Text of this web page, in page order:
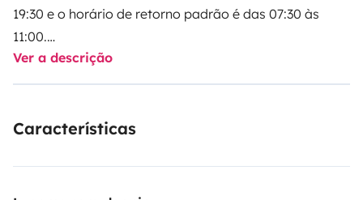
19:30 e o horário de retorno padrão é das 07:30 às
11:00.
Selecione os seus horários de partida e retorno
diretamente com o nosso parceiro Indie Campers.
A Indie Campers oferece um serviço de transporte de
horário comercial, o transporte é gratuito. Caso esses
Ver a descrição
Características